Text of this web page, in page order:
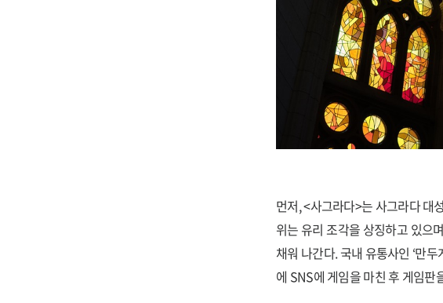
먼저, <사그라다>는 사그라다 대
위는 유리 조각을 상징하고 있으
채워 나간다. 국내 유통사인 ‘만
에 SNS에 게임을 마친 후 게임판